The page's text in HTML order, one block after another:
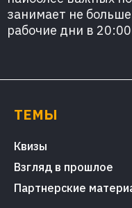
занимает не
рабочие дни в
ТЕМЫ
Квизы
Взгляд в прошлое
Партнерские